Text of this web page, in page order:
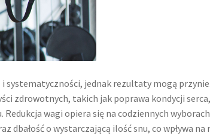
systematyczności, jednak rezultaty mogą
zdrowotnych, takich jak poprawa kondycji
wagi opiera się na codziennych
o wystarczającą ilość snu, co wpływa na